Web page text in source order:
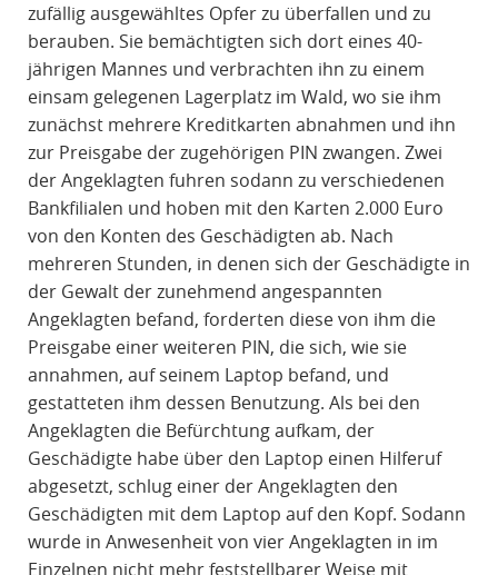
zufällig ausgewähltes Opfer zu überfallen und zu
berauben. Sie bemächtigten sich dort eines 40-
jährigen Mannes und verbrachten ihn zu einem
einsam gelegenen Lagerplatz im Wald, wo sie ihm
zunächst mehrere Kreditkarten abnahmen und ihn
zur Preisgabe der zugehörigen PIN zwangen. Zwei
der Angeklagten fuhren sodann zu verschiedenen
Bankfilialen und hoben mit den Karten 2.000 Euro
von den Konten des Geschädigten ab. Nach
mehreren Stunden, in denen sich der Geschädigte in
der Gewalt der zunehmend angespannten
Angeklagten befand, forderten diese von ihm die
Preisgabe einer weiteren PIN, die sich, wie sie
annahmen, auf seinem Laptop befand, und
gestatteten ihm dessen Benutzung. Als bei den
Angeklagten die Befürchtung aufkam, der
Geschädigte habe über den Laptop einen Hilferuf
abgesetzt, schlug einer der Angeklagten den
Geschädigten mit dem Laptop auf den Kopf. Sodann
wurde in Anwesenheit von vier Angeklagten in im
Einzelnen nicht mehr feststellbarer Weise mit